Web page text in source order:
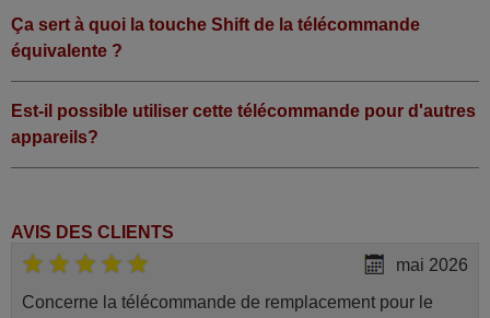
Ça sert à quoi la touche Shift de la télécommande
équivalente ?
Est-il possible utiliser cette télécommande pour d'autres
appareils?
AVIS DES CLIENTS
mai 2026
Concerne la télécommande de remplacement pour le